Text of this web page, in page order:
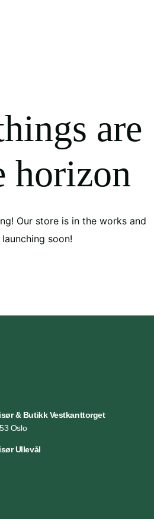
are
horizon
Our store is in the works and
soon!
& Butikk Vestkanttorget
Oslo
Ullevål